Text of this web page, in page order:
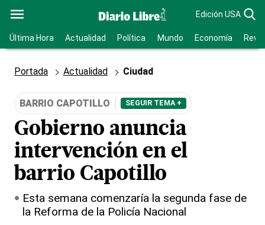
Edición USA
Última Hora Actualidad Política Mundo Economía
Portada Actualidad Ciudad
BARRIO CAPOTILLO SEGUIR TEMA +
Gobierno anuncia
intervención en el
barrio Capotillo
Esta semana comenzaría la segunda fase de
la Reforma de la Policía Nacional